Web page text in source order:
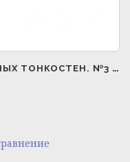
НАБОР ТРУБОК ТЕРМОУСАДОЧНЫХ ТОНКОСТЕН. №3 (АССОРТИ) РАЗНОЦВЕТ. REXANT 29-0103